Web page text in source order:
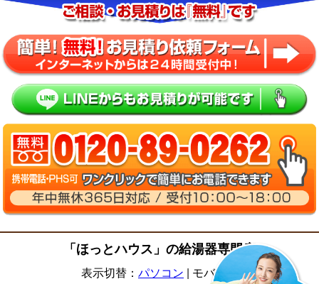
「ほっとハウス」の給湯器専門店
表示切替： パソコン | モバイル